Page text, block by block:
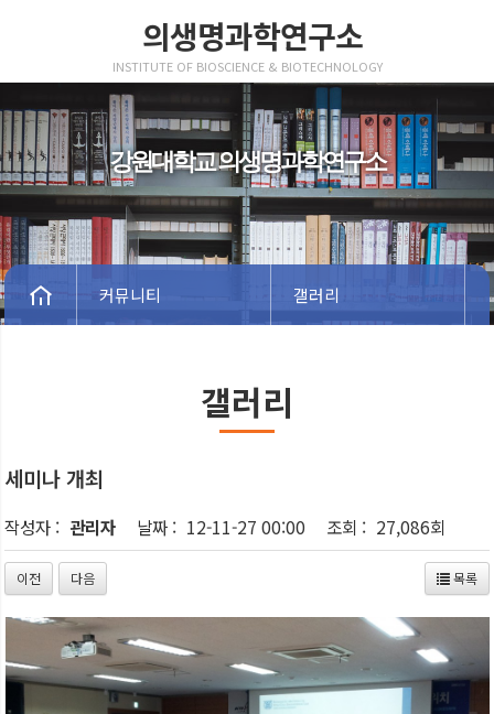
의생명과학연구소
INSTITUTE OF BIOSCIENCE & BIOTECHNOLOGY
강원대학교 의생명과학연구소
커뮤니티 갤러리
갤러리
세미나 개최
작성자 : 관리자 날짜 : 12-11-27 00:00 조회 : 27,086회
이전 다음 목록